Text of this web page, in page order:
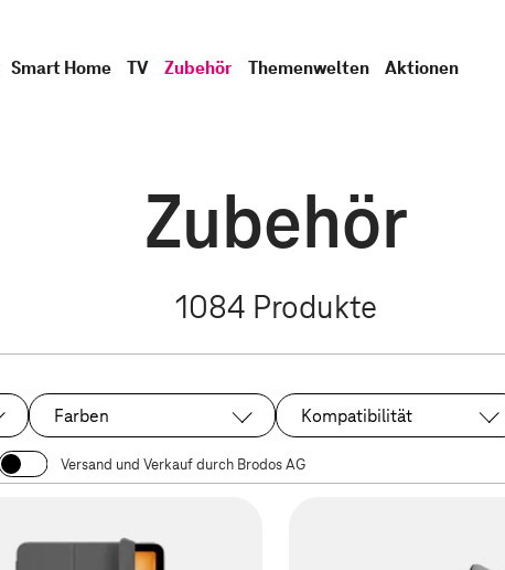
Smart Home TV Zubehör Themenwelten Aktionen
Zubehör
1084 Produkte
Farben Kompatibilität
Versand und Verkauf durch Brodos AG